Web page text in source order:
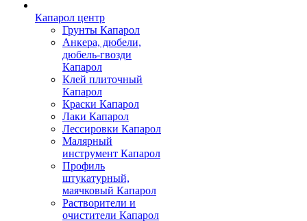
Капарол центр
Грунты Капарол
Анкера, дюбели,
дюбель-гвозди
Капарол
Клей плиточный
Капарол
Краски Капарол
Лаки Капарол
Лессировки Капарол
Малярный
инструмент Капарол
Профиль
штукатурный,
маячковый Капарол
Растворители и
очистители Капарол